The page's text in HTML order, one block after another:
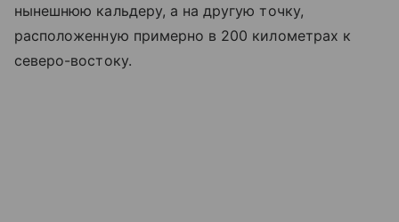
нынешнюю кальдеру, а на другую точку,
расположенную примерно в 200 километрах к
северо-востоку.